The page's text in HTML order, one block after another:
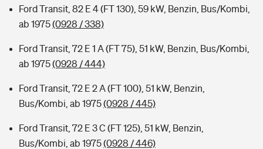
Ford Transit, 82 E 4 (FT 130), 59 kW, Benzin, Bus/Kombi,
ab 1975(0928 / 338)
Ford Transit, 72 E 1 A (FT 75), 51 kW, Benzin, Bus/Kombi,
ab 1975(0928 / 444)
Ford Transit, 72 E 2 A (FT 100), 51 kW, Benzin,
Bus/Kombi, ab 1975(0928 / 445)
Ford Transit, 72 E 3 C (FT 125), 51 kW, Benzin,
Bus/Kombi, ab 1975(0928 / 446)